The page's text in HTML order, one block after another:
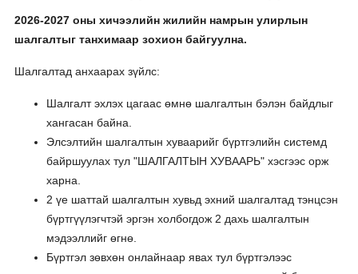
2026-2027 оны хичээлийн жилийн намрын улирлын
шалгалтыг танхимаар зохион байгуулна.
Шалгалтад анхаарах зүйлс:
Шалгалт эхлэх цагаас өмнө шалгалтын бэлэн байдлыг
хангасан байна.
Элсэлтийн шалгалтын хуваарийг бүртгэлийн системд
байршуулах тул "ШАЛГАЛТЫН ХУВААРЬ" хэсгээс орж
харна.
2 үе шаттай шалгалтын хувьд эхний шалгалтад тэнцсэн
бүртгүүлэгчтэй эргэн холбогдож 2 дахь шалгалтын
мэдээллийг өгнө.
Бүртгэл зөвхөн онлайнаар явах тул бүртгэлээс